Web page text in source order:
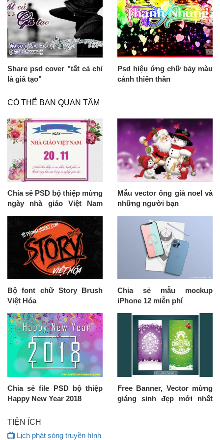
Share psd cover "tất cả chỉ
là giả tạo"
Psd hiệu ứng chữ bảy màu
cánh thiên thần
CÓ THỂ BẠN QUAN TÂM
Chia sẻ PSD bộ thiệp mừng
ngày nhà giáo Việt Nam
Mẫu vector ông già noel và
những người bạn
Bộ font chữ Story Brush
Việt Hóa
Chia sẻ mẫu mockup
iPhone 12 miễn phí
Chia sẻ file PSD bộ thiệp
Happy New Year 2018
Free Banner, Vector mừng
giáng sinh đẹp mới nhất
TIỆN ÍCH
Lịch phát sóng truyền hình